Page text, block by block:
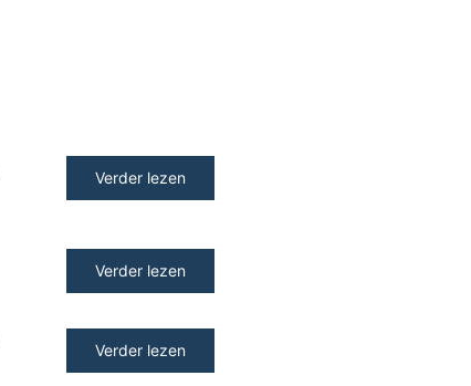
Verder lezen
Verder lezen
Verder lezen